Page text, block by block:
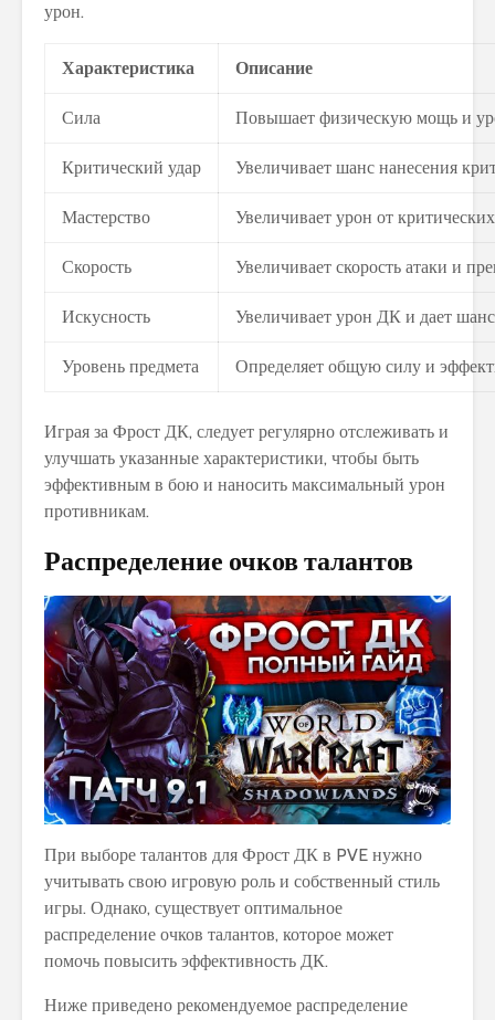
урон.
Характеристика Описание
Сила Повышает физическую мощь и
Критический удар Увеличивает шанс нанесения
Мастерство Увеличивает урон от
Скорость Увеличивает скорость атаки и
Искусность Увеличивает урон ДК и дает
Уровень предмета Определяет общую силу и
Играя за Фрост ДК, следует регулярно отслеживать и
улучшать указанные характеристики, чтобы быть
эффективным в бою и наносить максимальный урон
противникам.
Распределение очков талантов
При выборе талантов для Фрост ДК в PVE нужно
учитывать свою игровую роль и собственный стиль
игры. Однако, существует оптимальное
распределение очков талантов, которое может
помочь повысить эффективность ДК.
Ниже приведено рекомендуемое распределение